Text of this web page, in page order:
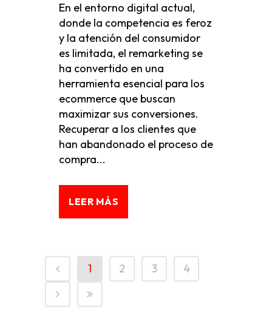
En el entorno digital actual,
donde la competencia es feroz
y la atención del consumidor
es limitada, el remarketing se
ha convertido en una
herramienta esencial para los
ecommerce que buscan
maximizar sus conversiones.
Recuperar a los clientes que
han abandonado el proceso de
compra...
LEER MÁS
1 2 3 4